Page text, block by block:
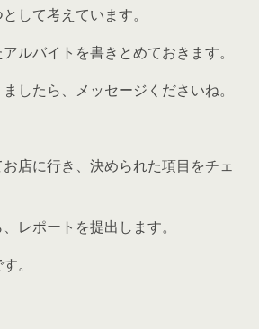
して考えています。
ルバイトを書きとめておきます。
したら、メッセージくださいね。
店に行き、決められた項目をチェ
レポートを提出します。
。